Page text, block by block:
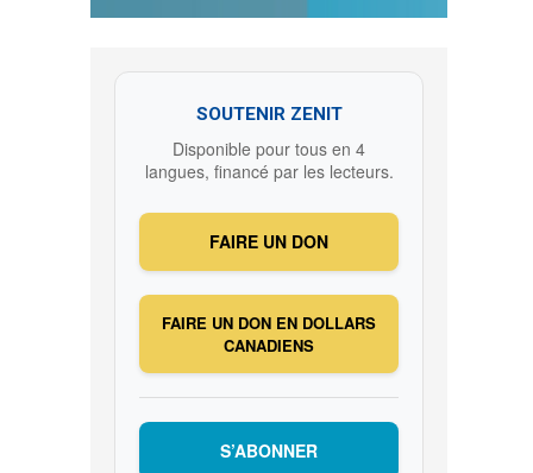
SOUTENIR ZENIT
Disponible pour tous en 4
langues, financé par les lecteurs.
FAIRE UN DON
FAIRE UN DON EN DOLLARS
CANADIENS
S’ABONNER